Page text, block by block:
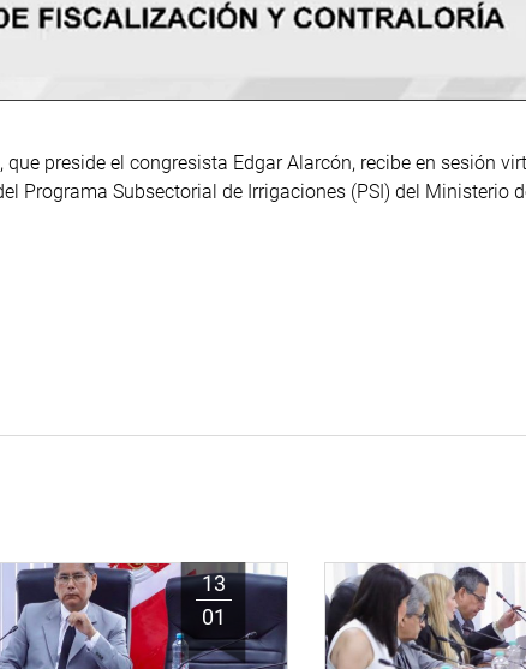
preside el congresista Edgar Alarcón, recibe en sesión
Programa Subsectorial de Irrigaciones (PSI) del Ministerio
13
01